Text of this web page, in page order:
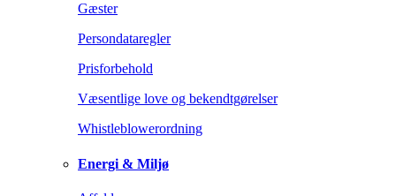
Gæster
Persondataregler
Prisforbehold
Væsentlige love og bekendtgørelser
Whistleblowerordning
Energi & Miljø